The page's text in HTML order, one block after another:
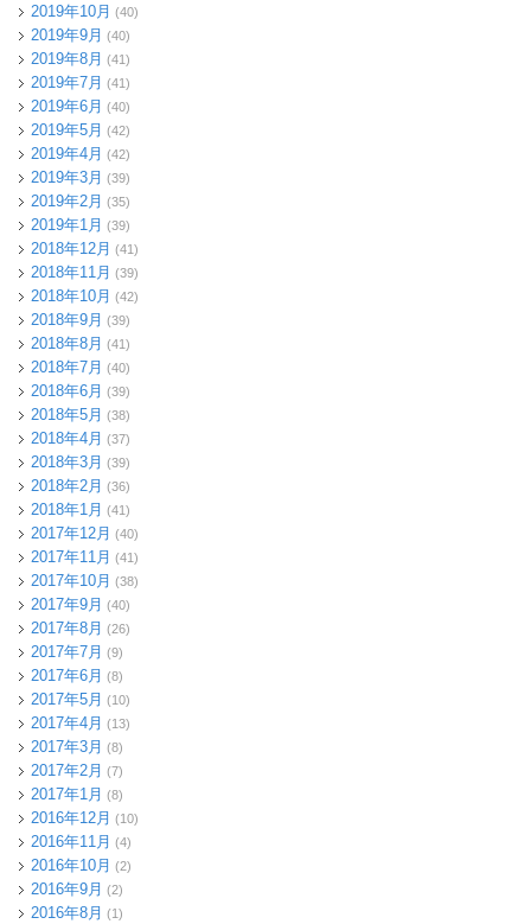
2019年10月 (40)
2019年9月 (40)
2019年8月 (41)
2019年7月 (41)
2019年6月 (40)
2019年5月 (42)
2019年4月 (42)
2019年3月 (39)
2019年2月 (35)
2019年1月 (39)
2018年12月 (41)
2018年11月 (39)
2018年10月 (42)
2018年9月 (39)
2018年8月 (41)
2018年7月 (40)
2018年6月 (39)
2018年5月 (38)
2018年4月 (37)
2018年3月 (39)
2018年2月 (36)
2018年1月 (41)
2017年12月 (40)
2017年11月 (41)
2017年10月 (38)
2017年9月 (40)
2017年8月 (26)
2017年7月 (9)
2017年6月 (8)
2017年5月 (10)
2017年4月 (13)
2017年3月 (8)
2017年2月 (7)
2017年1月 (8)
2016年12月 (10)
2016年11月 (4)
2016年10月 (2)
2016年9月 (2)
2016年8月 (1)